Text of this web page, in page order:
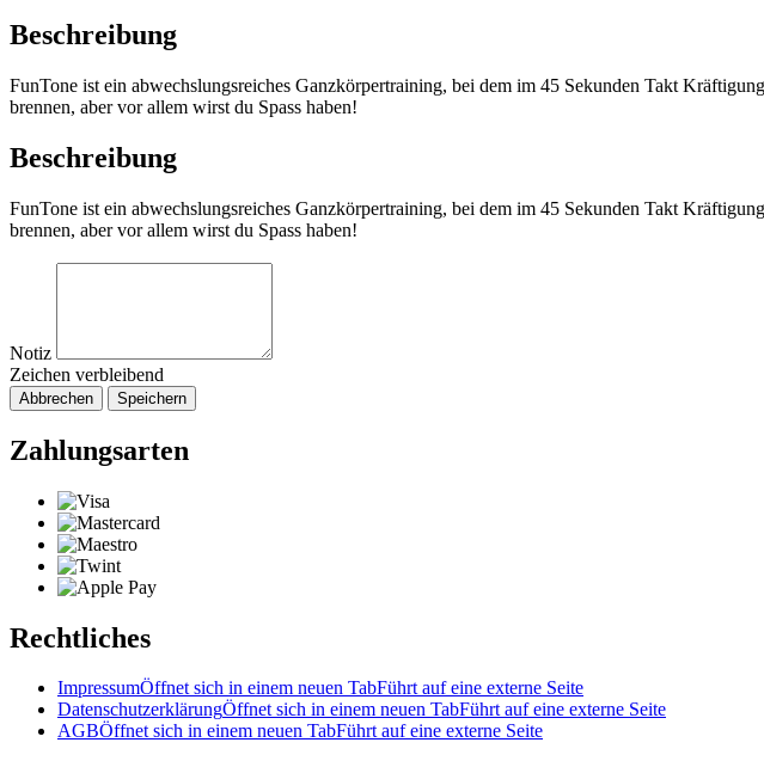
Beschreibung
FunTone ist ein abwechslungsreiches Ganzkörpertraining, bei dem im 45 Sekunden Takt
brennen, aber vor allem wirst du Spass haben!
Beschreibung
FunTone ist ein abwechslungsreiches Ganzkörpertraining, bei dem im 45 Sekunden Takt
brennen, aber vor allem wirst du Spass haben!
Notiz
Zeichen verbleibend
Abbrechen Speichern
Zahlungsarten
Rechtliches
ImpressumÖffnet sich in einem neuen TabFührt auf eine externe Seite
DatenschutzerklärungÖffnet sich in einem neuen TabFührt auf eine externe Seite
AGBÖffnet sich in einem neuen TabFührt auf eine externe Seite